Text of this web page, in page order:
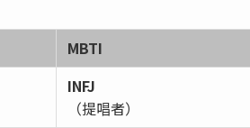
MBTI
INFJ
（提唱者）